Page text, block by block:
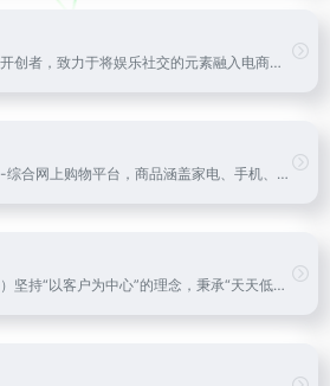
拼多多作为新电商开创者，致力于将娱乐社交的元素融入电商运营中，通过“社交+电商”的模式，让更多的用户带着乐趣分享实惠，享受全新的共享式购物体验。
苏宁易购苏宁易购-综合网上购物平台，商品涵盖家电、手机、电脑、超市、母婴、服装、百货、海外购等品类。送货更准时、价格更超值、上新货更快，正品行货、全国联保、可门店自提，全网更低价，让您放心去喜欢！
亚马逊中国（z.cn）坚持“以客户为中心”的理念，秉承“天天低价，正品行货”信念，销售图书、电脑、数码家电、母婴百货、服饰箱包等上千万种产品。亚马逊中国提供专业服务：正品行货天天低价，机打发票全国联保。货到付款，30天内可退换货。亚马逊为中国消费者提供便利、快捷的网购体验。